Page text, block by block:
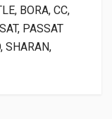
BORA, CC,
PASSAT
SHARAN,